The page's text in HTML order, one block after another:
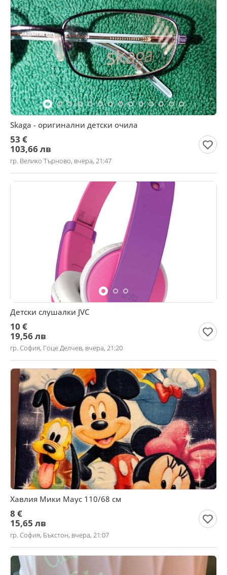
Skaga - оригинални детски очила
53 €
103,66 лв
гр. Велико Търново, вчера, 21:47
Детски слушалки JVC
10 €
19,56 лв
гр. София, Гоце Делчев, вчера, 21:20
Хавлия Мики Маус 110/68 см
8 €
15,65 лв
гр. София, Бъкстон, вчера, 21:07